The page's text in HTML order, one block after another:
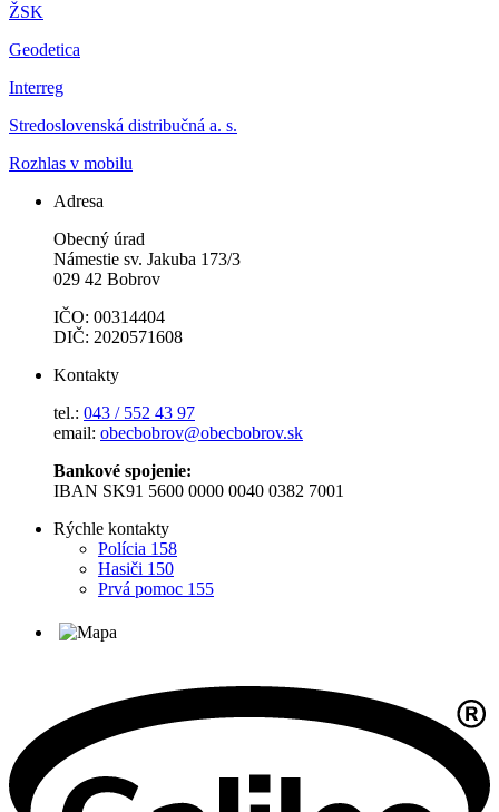
ŽSK
Geodetica
Interreg
Stredoslovenská distribučná a. s.
Rozhlas v mobilu
Adresa
Obecný úrad
Námestie sv. Jakuba 173/3
029 42 Bobrov
IČO: 00314404
DIČ: 2020571608
Kontakty
tel.: 043 / 552 43 97
email: obecbobrov@obecbobrov.sk
Bankové spojenie:
IBAN SK91 5600 0000 0040 0382 7001
Rýchle kontakty
Polícia 158
Hasiči 150
Prvá pomoc 155